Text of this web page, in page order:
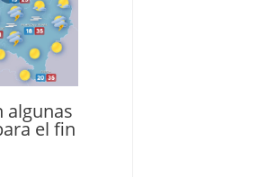
algunas
el fin